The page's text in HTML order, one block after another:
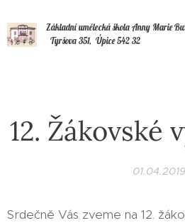
Základní umělecká škola Anny Marie
Tyršova 351, Úpice 542 32
12. Žákovské
01.04.2019
Srdečně Vás zveme na 12.